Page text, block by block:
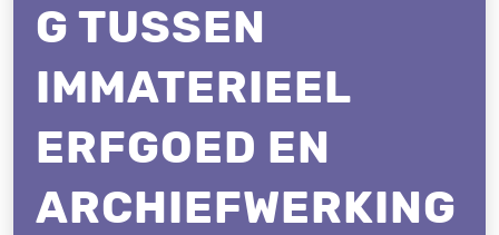
G TUSSEN
IMMATERIEEL
ERFGOED EN
ARCHIEFWERKING